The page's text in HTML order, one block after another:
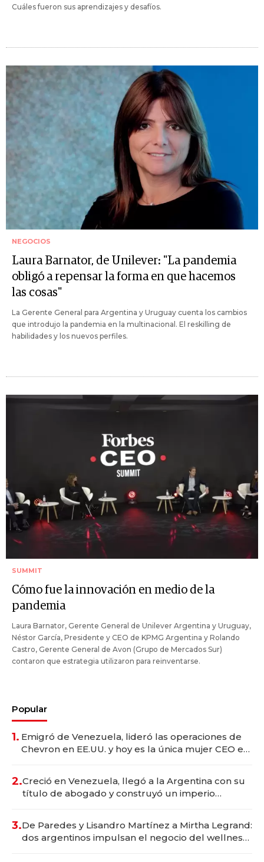
Cuáles fueron sus aprendizajes y desafíos.
NEGOCIOS
Laura Barnator, de Unilever: "La pandemia
obligó a repensar la forma en que hacemos
las cosas"
La Gerente General para Argentina y Uruguay cuenta los cambios
que introdujo la pandemia en la multinacional. El reskilling de
habilidades y los nuevos perfiles.
SUMMIT
Cómo fue la innovación en medio de la
pandemia
Laura Barnator, Gerente General de Unilever Argentina y Uruguay,
Néstor García, Presidente y CEO de KPMG Argentina y Rolando
Castro, Gerente General de Avon (Grupo de Mercados Sur)
contaron que estrategia utilizaron para reinventarse.
Popular
1. Emigró de Venezuela, lideró las operaciones de
Chevron en EE.UU. y hoy es la única mujer CEO en
2.Creció en Venezuela, llegó a la Argentina con su
título de abogado y construyó un imperio
3.De Paredes y Lisandro Martínez a Mirtha Legrand:
dos argentinos impulsan el negocio del wellness